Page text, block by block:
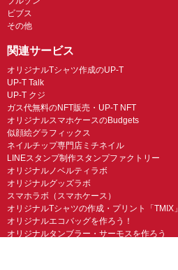
ビブス
その他
関連サービス
オリジナルTシャツ作成のUP-T
UP-T Talk
UP-T クジ
ガス代無料のNFT販売・UP-T NFT
オリジナルスマホケースのBudgets
似顔絵グラフィックス
ネイルチップ専門店ミチネイル
LINEスタンプ制作スタンプファクトリー
オリジナルノベルティラボ
オリジナルグッズラボ
スマホラボ（スマホケース）
オリジナルTシャツの作成・プリント「TMIX」
オリジナルエコバッグを作ろう！
オリジナルタンブラー・サーモスを作ろう